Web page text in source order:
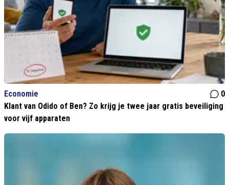
Economie
0
Klant van Odido of Ben? Zo krijg je twee jaar gratis beveiliging
voor vijf apparaten